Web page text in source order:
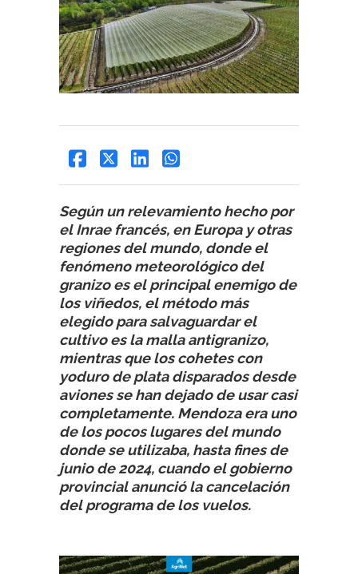
Según un relevamiento hecho por
el Inrae francés, en Europa y otras
regiones del mundo, donde el
fenómeno meteorológico del
granizo es el principal enemigo de
los viñedos, el método más
elegido para salvaguardar el
cultivo es la malla antigranizo,
mientras que los cohetes con
yoduro de plata disparados desde
aviones se han dejado de usar casi
completamente. Mendoza era uno
de los pocos lugares del mundo
donde se utilizaba, hasta fines de
junio de 2024, cuando el gobierno
provincial anunció la cancelación
del programa de los vuelos.